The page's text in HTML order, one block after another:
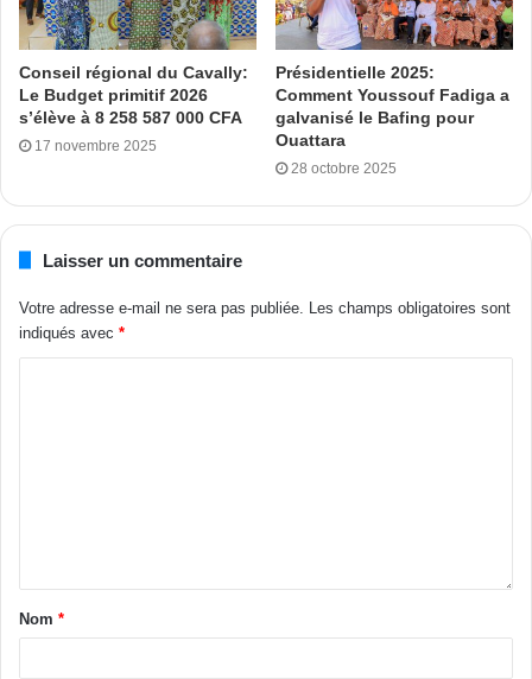
Conseil régional du Cavally:
Le Budget primitif 2026
s’élève à 8 258 587 000 CFA
17 novembre 2025
Présidentielle 2025:
Comment Youssouf Fadiga a
galvanisé le Bafing pour
Ouattara
28 octobre 2025
Laisser un commentaire
Votre adresse e-mail ne sera pas publiée. Les champs obligatoires sont
indiqués avec *
Nom *